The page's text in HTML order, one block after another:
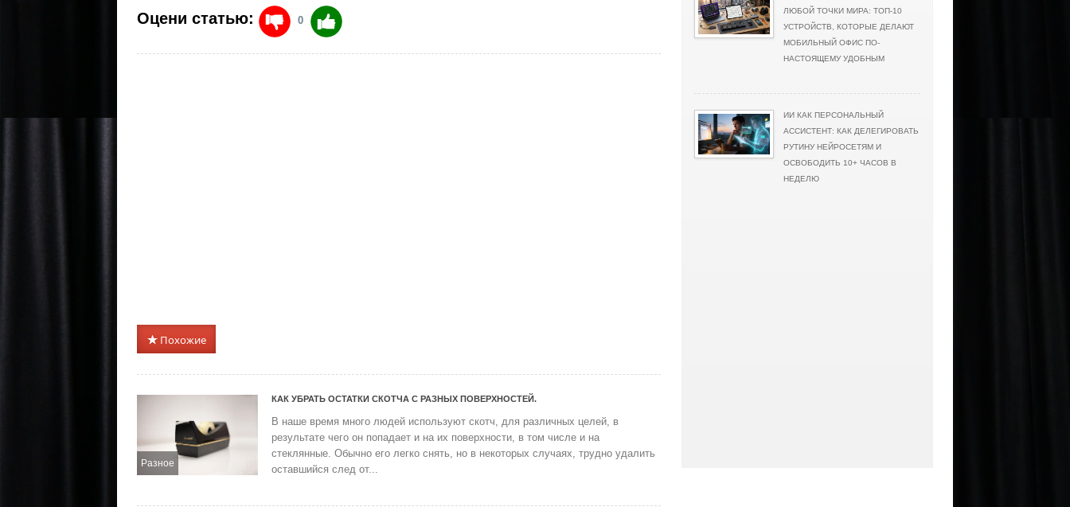
Оцени статью: 0
Похожие
Разное
КАК УБРАТЬ ОСТАТКИ СКОТЧА С РАЗНЫХ ПОВЕРХНОСТЕЙ.
В наше время много людей используют скотч, для различных целей, в
результате чего он попадает и на их поверхности, в том числе и на
стеклянные. Обычно его легко снять, но в некоторых случаях, трудно удалить
оставшийся след от...
ЛЮБОЙ ТОЧКИ МИРА: ТОП-10
УСТРОЙСТВ, КОТОРЫЕ ДЕЛАЮТ
МОБИЛЬНЫЙ ОФИС ПО-
НАСТОЯЩЕМУ УДОБНЫМ
ИИ КАК ПЕРСОНАЛЬНЫЙ
АССИСТЕНТ: КАК ДЕЛЕГИРОВАТЬ
РУТИНУ НЕЙРОСЕТЯМ И
ОСВОБОДИТЬ 10+ ЧАСОВ В
НЕДЕЛЮ